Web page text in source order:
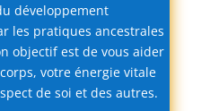
développement
les pratiques ancestrales
objectifest de vous aider
corps, votre énergie vitale
de soi et des autres.